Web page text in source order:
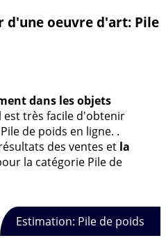
d'une oeuvre d'art: Pile
dans les objets
est très facile d'obtenir
de poids en ligne. .
des ventes et la
la catégorie Pile de
Estimation: Pile de poids